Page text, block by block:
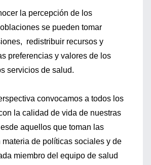
la percepción de los
se pueden tomar
redistribuir recursos y
preferencias y valores de los
servicios de salud.
convocamos a todos los
la calidad de vida de nuestras
aquellos que toman las
de políticas sociales y de
miembro del equipo de salud